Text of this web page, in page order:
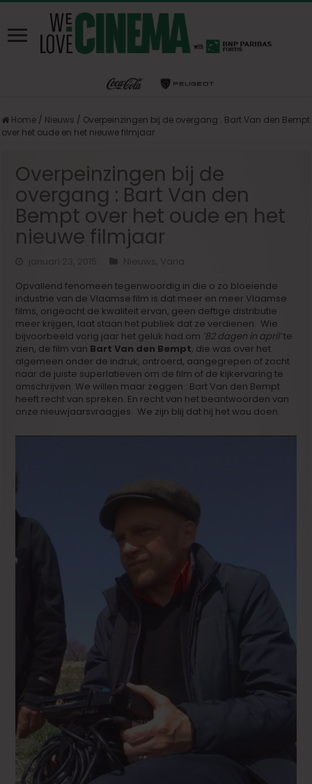
Home / Nieuws / Overpeinzingen bij de overgang : Bart Van den Bempt
over het oude en het nieuwe filmjaar
Overpeinzingen bij de
overgang : Bart Van den
Bempt over het oude en het
nieuwe filmjaar
januari 23, 2015 Nieuws
Varia
Opvallend fenomeen tegenwoordig in die o zo bloeiende
industrie van de Vlaamse film is dat meer en meer Vlaamse
films, ongeacht de kwaliteit ervan, geen deftige distributie
meer krijgen, laat staan het publiek dat ze verdienen. Wie
bijvoorbeeld vorig jaar het geluk had om ’82 dagen in april’te
zien, de film van Bart Van den Bempt, die was over het
algemeen onder de indruk, ontroerd, aangegrepen of zocht
naar de juiste superlatieven om de film of de kijkervaring te
omschrijven. We willen maar zeggen : Bart Van den Bempt
heeft recht van spreken. En recht van het beantwoorden van
onze nieuwjaarsvraagjes. We zijn blij dat hij het wou doen.